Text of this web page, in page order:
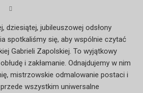
dziesiątej, jubileuszowej odsłony
spotkaliśmy się, aby wspólnie czytać
Gabrieli Zapolskiej. To wyjątkowy
i zakłamanie. Odnajdujemy w nim
mistrzowskie odmalowanie postaci i
wszystkim uniwersalne